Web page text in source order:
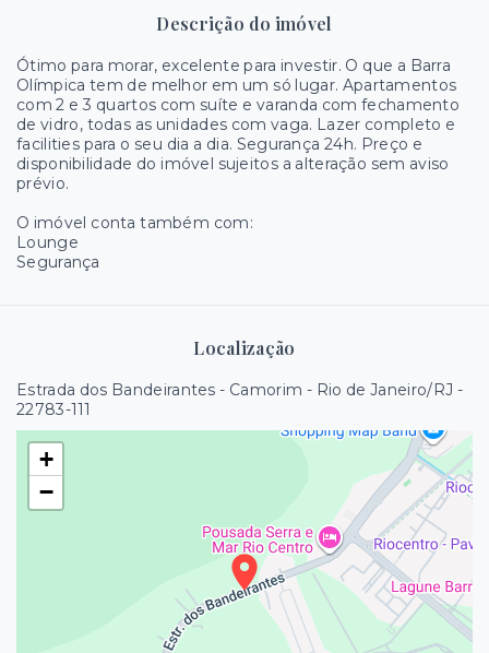
Descrição do imóvel
Ótimo para morar, excelente para investir. O que a Barra
Olímpica tem de melhor em um só lugar. Apartamentos
com 2 e 3 quartos com suíte e varanda com fechamento
de vidro, todas as unidades com vaga. Lazer completo e
facilities para o seu dia a dia. Segurança 24h. Preço e
disponibilidade do imóvel sujeitos a alteração sem aviso
prévio.
O imóvel conta também com:
Lounge
Segurança
Localização
Estrada dos Bandeirantes - Camorim - Rio de Janeiro/RJ -
22783-111
+
−